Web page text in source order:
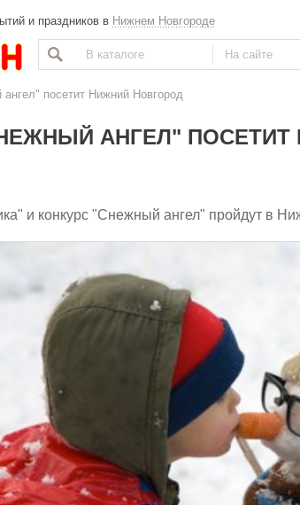
и праздников в Нижнем Новгороде
посетит Нижний Новгород
АНГЕЛ"
и конкурс "Снежный ангел" пройдут в